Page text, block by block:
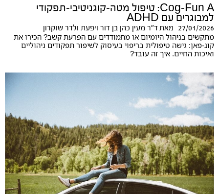
Cog-Fun A: טיפול מטה-קוגניטיבי-תפקודי
למבוגרים עם ADHD
27/01/2026 מאתד"ר מעין כהן בן דור ויפעת ולדר שוקרון
מתקשים בניהול היומיום או מתמודדים עם הפרעת קשב? הכירו את
קוג-פאן: גישה טיפולית בריפוי בעיסוק לשיפור תפקודים ניהוליים
ואיכות החיים. איך זה עובד?